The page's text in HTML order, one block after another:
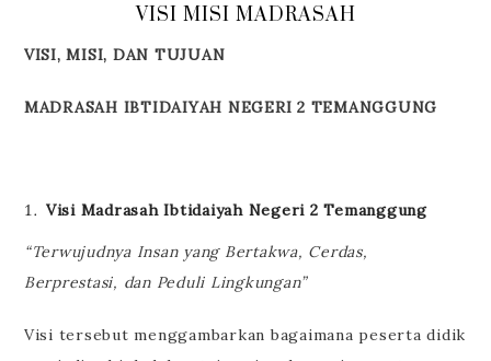
VISI MISI MADRASAH
VISI, MISI, DAN TUJUAN
MADRASAH IBTIDAIYAH NEGERI 2 TEMANGGUNG
Visi Madrasah Ibtidaiyah Negeri 2 Temanggung
“Terwujudnya Insan yang Bertakwa, Cerdas,
Berprestasi, dan Peduli Lingkungan”
Visi tersebut menggambarkan bagaimana peserta didik